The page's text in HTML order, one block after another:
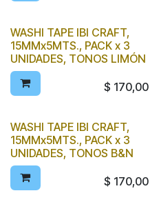
WASHI TAPE IBI CRAFT,
15MMx5MTS., PACK x 3
UNIDADES, TONOS LIMÓN
$ 170,00
WASHI TAPE IBI CRAFT,
15MMx5MTS., PACK x 3
UNIDADES, TONOS B&N
$ 170,00